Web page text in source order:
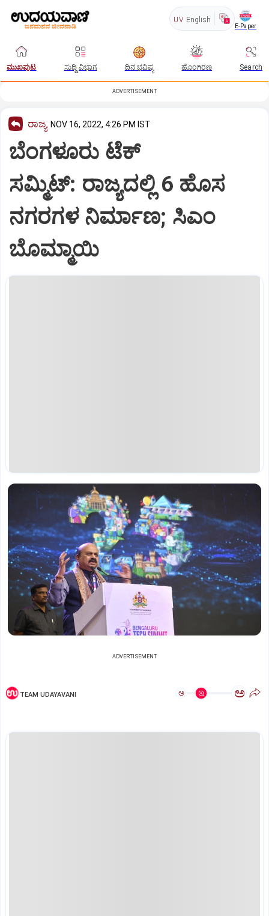
UV English
E-Paper
ಮುಖಪುಟ ಸುದ್ದಿ ವಿಭಾಗ ದಿನ ಭವಿಷ್ಯ ಹೊಂಗಿರಣ Search
ADVERTISEMENT
ರಾಜ್ಯ NOV 16, 2022, 4:26 PM IST
ಬೆಂಗಳೂರು ಟೆಕ್
ಸಮ್ಮಿಟ್‌: ರಾಜ್ಯದಲ್ಲಿ 6 ಹೊಸ
ನಗರಗಳ ನಿರ್ಮಾಣ; ಸಿಎಂ
ಬೊಮ್ಮಾಯಿ
ADVERTISEMENT
TEAM UDAYAVANI ಅ ಅ